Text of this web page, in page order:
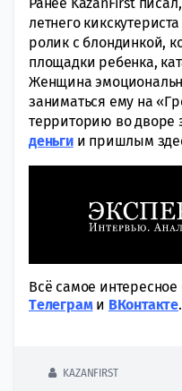
летнего
ролик с блондинкой,
площадки ребенка,
Женщина
заниматься ему на
территорию во дворе
деньгии пришлым
Всё самое
Tелеграми ВКонтакте.
KAZANFIRST